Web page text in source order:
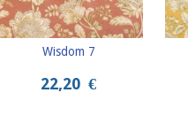
Wisdom 7
22,20 €